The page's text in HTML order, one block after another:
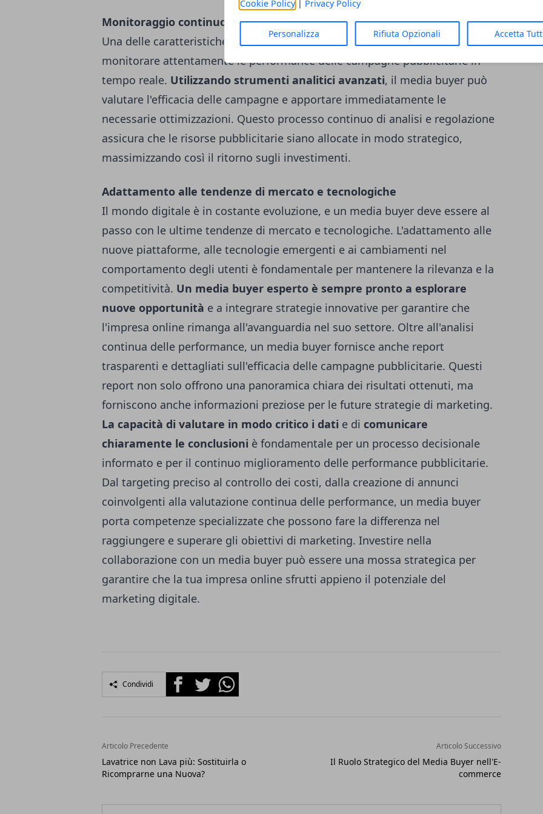
Cookie Policy| Privacy Policy
Personalizza Rifiuta Opzionali Accetta
Monitoraggio continuo delle performance e ottimizzazione
Una delle caratteristiche distintive di un media buyer è la capacità di
monitorare attentamente le performance delle campagne pubblicitarie in
tempo reale. Utilizzando strumenti analitici avanzati, il media buyer può
valutare l'efficacia delle campagne e apportare immediatamente le
necessarie ottimizzazioni. Questo processo continuo di analisi e regolazione
assicura che le risorse pubblicitarie siano allocate in modo strategico,
massimizzando così il ritorno sugli investimenti.
Adattamento alle tendenze di mercato e tecnologiche
Il mondo digitale è in costante evoluzione, e un media buyer deve essere al
passo con le ultime tendenze di mercato e tecnologiche. L'adattamento alle
nuove piattaforme, alle tecnologie emergenti e ai cambiamenti nel
comportamento degli utenti è fondamentale per mantenere la rilevanza e la
competitività. Un media buyer esperto è sempre pronto a esplorare
nuove opportunità e a integrare strategie innovative per garantire che
l'impresa online rimanga all'avanguardia nel suo settore. Oltre all'analisi
continua delle performance, un media buyer fornisce anche report
trasparenti e dettagliati sull'efficacia delle campagne pubblicitarie. Questi
report non solo offrono una panoramica chiara dei risultati ottenuti, ma
forniscono anche informazioni preziose per le future strategie di marketing.
La capacità di valutare in modo critico i dati e di comunicare
chiaramente le conclusioni è fondamentale per un processo decisionale
informato e per il continuo miglioramento delle performance pubblicitarie.
Dal targeting preciso al controllo dei costi, dalla creazione di annunci
coinvolgenti alla valutazione continua delle performance, un media buyer
porta competenze specializzate che possono fare la differenza nel
raggiungere e superare gli obiettivi di marketing. Investire nella
collaborazione con un media buyer può essere una mossa strategica per
garantire che la tua impresa online sfrutti appieno il potenziale del
marketing digitale.
Condividi FacebookTwitterWhatsapp
Articolo Precedente
Lavatrice non Lava più: Sostituirla o
Ricomprarne una Nuova?
Articolo Successivo
Il Ruolo Strategico del Media Buyer nell'E-
commerce